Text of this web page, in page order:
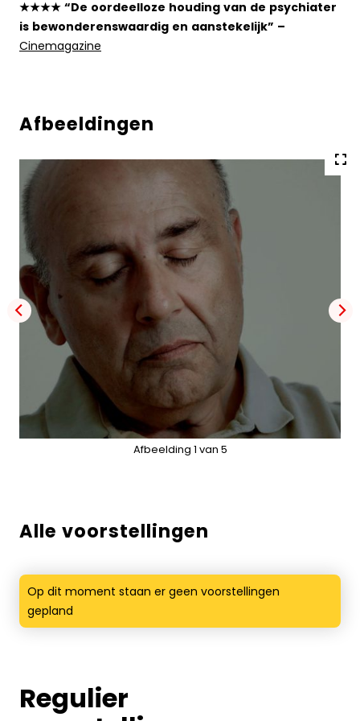
★★★★ “De oordeelloze houding van de psychiater
is bewonderenswaardig en aanstekelijk” –
Cinemagazine
Afbeeldingen
Alle voorstellingen
Op dit moment staan er geen voorstellingen
gepland
Regulier